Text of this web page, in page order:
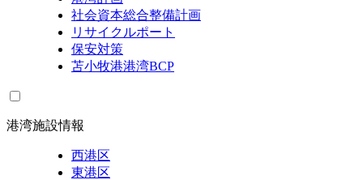
社会資本総合整備計画
リサイクルポート
保安対策
苫小牧港港湾BCP
港湾施設情報
西港区
東港区